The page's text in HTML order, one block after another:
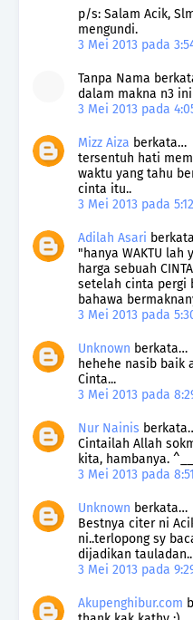
p/s: Salam Acik,
mengundi.
3 Mei 2013 pada
Tanpa Nama
dalam makna n3
3 Mei 2013 pada
Mizz Aiza berkata…
tersentuh hati
waktu yang tahu
cinta itu..
3 Mei 2013 pada 5:12
Adilah Asari
"hanya WAKTU lah
harga sebuah
setelah cinta pergi
bahawa
3 Mei 2013 pada
Unknown berkata…
hehehe nasib baik
Cinta...
3 Mei 2013 pada
Nur Nainis
Cintailah Allah
kita, hambanya.
3 Mei 2013 pada
Unknown berkata…
Bestnya citer ni
ni..terlopong sy
dijadikan tauladan..
3 Mei 2013 pada
Akupenghibur.com